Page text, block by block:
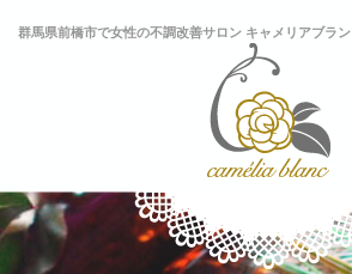
群馬県前橋市で女性の不調改善サロン キャメリアブラン